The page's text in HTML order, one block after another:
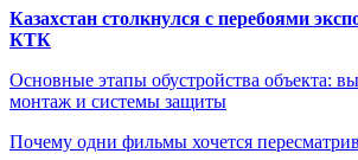
Казахстан столкнулся с перебоями
КТК
Основные этапы обустройства объекта:
монтаж и системы защиты
Почему одни фильмы хочется